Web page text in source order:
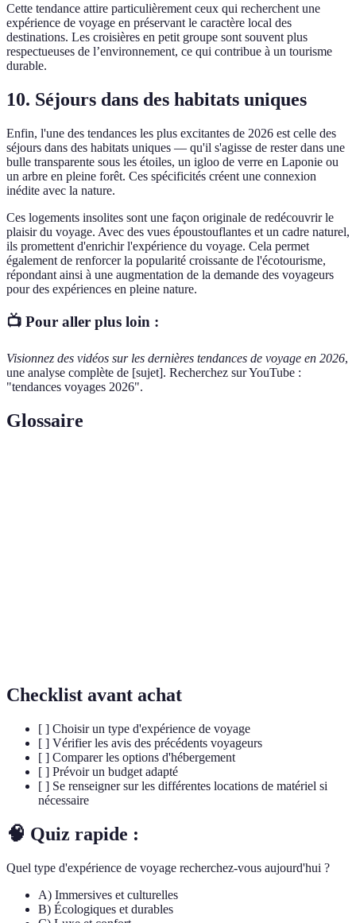
Cette tendance attire particulièrement ceux qui recherchent une
expérience de voyage en préservant le caractère local des
destinations. Les croisières en petit groupe sont souvent plus
respectueuses de l’environnement, ce qui contribue à un tourisme
durable.
10. Séjours dans des habitats uniques
Enfin, l'une des tendances les plus excitantes de 2026 est celle des
séjours dans des habitats uniques — qu'il s'agisse de rester dans une
bulle transparente sous les étoiles, un igloo de verre en Laponie ou
un arbre en pleine forêt. Ces spécificités créent une connexion
inédite avec la nature.
Ces logements insolites sont une façon originale de redécouvrir le
plaisir du voyage. Avec des vues époustouflantes et un cadre naturel,
ils promettent d'enrichir l'expérience du voyage. Cela permet
également de renforcer la popularité croissante de l'écotourisme,
répondant ainsi à une augmentation de la demande des voyageurs
pour des expériences en pleine nature.
📺 Pour aller plus loin :
Visionnez des vidéos sur les dernières tendances de voyage en 2026,
une analyse complète de [sujet]. Recherchez sur YouTube :
"tendances voyages 2026".
Glossaire
Checklist avant achat
[ ] Choisir un type d'expérience de voyage
[ ] Vérifier les avis des précédents voyageurs
[ ] Comparer les options d'hébergement
[ ] Prévoir un budget adapté
[ ] Se renseigner sur les différentes locations de matériel si
nécessaire
🧠 Quiz rapide :
Quel type d'expérience de voyage recherchez-vous aujourd'hui ?
A) Immersives et culturelles
B) Écologiques et durables